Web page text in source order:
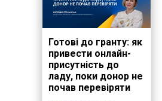
Готові до гранту: як
привести онлайн-
присутність до
ладу, поки донор не
почав перевіряти